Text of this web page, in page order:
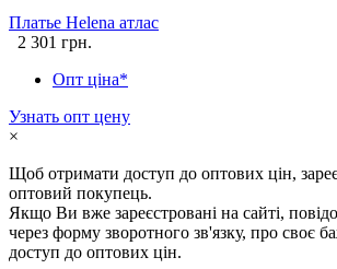
Платье Helena атлас
2 301 грн.
Опт ціна*
Узнать опт цену
×
Щоб отримати доступ до оптових цін,
оптовий покупець.
Якщо Ви вже зареєстровані на сайті,
через форму зворотного зв'язку, про своє
доступ до оптових цін.